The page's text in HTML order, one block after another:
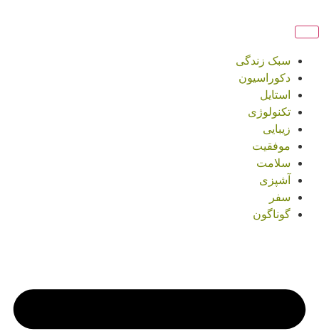
سبک زندگی
دکوراسیون
استایل
تکنولوژی
زیبایی
موفقیت
سلامت
آشپزی
سفر
گوناگون